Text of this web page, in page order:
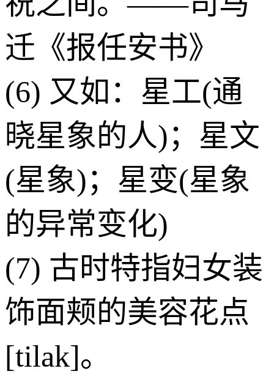
迁《报任安书》
(6) 又如：星工(通
晓星象的人)；星文
(星象)；星变(星象
的异常变化)
(7) 古时特指妇女装
饰面颊的美容花点
[tilak]。